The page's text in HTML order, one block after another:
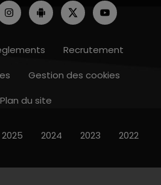
Recrutement
Gestion des cookies
Plan du site
2025 2024 2023 2022